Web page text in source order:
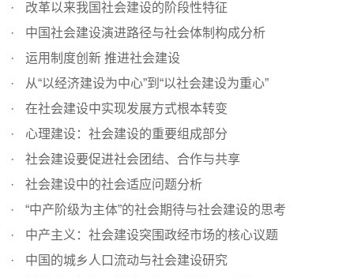
改革以来我国社会建设的阶段性特征
中国社会建设演进路径与社会体制构成分析
运用制度创新 推进社会建设
从“以经济建设为中心”到“以社会建设为重心”
在社会建设中实现发展方式根本转变
心理建设：社会建设的重要组成部分
社会建设要促进社会团结、合作与共享
社会建设中的社会适应问题分析
“中产阶级为主体”的社会期待与社会建设的思考
中产主义：社会建设突围政经市场的核心议题
中国的城乡人口流动与社会建设研究